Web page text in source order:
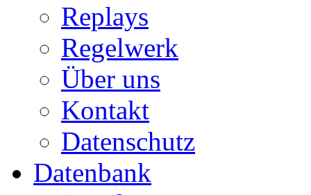
Replays
Regelwerk
Über uns
Kontakt
Datenschutz
Datenbank